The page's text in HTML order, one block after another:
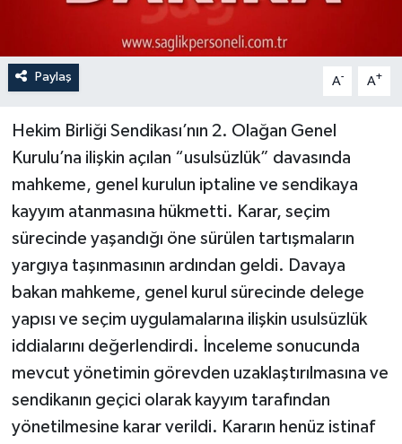
Paylaş A- A+
Hekim Birliği Sendikası’nın 2. Olağan Genel
Kurulu’na ilişkin açılan “usulsüzlük” davasında
mahkeme, genel kurulun iptaline ve sendikaya
kayyım atanmasına hükmetti. Karar, seçim
sürecinde yaşandığı öne sürülen tartışmaların
yargıya taşınmasının ardından geldi. Davaya
bakan mahkeme, genel kurul sürecinde delege
yapısı ve seçim uygulamalarına ilişkin usulsüzlük
iddialarını değerlendirdi. İnceleme sonucunda
mevcut yönetimin görevden uzaklaştırılmasına ve
sendikanın geçici olarak kayyım tarafından
yönetilmesine karar verildi. Kararın henüz istinaf